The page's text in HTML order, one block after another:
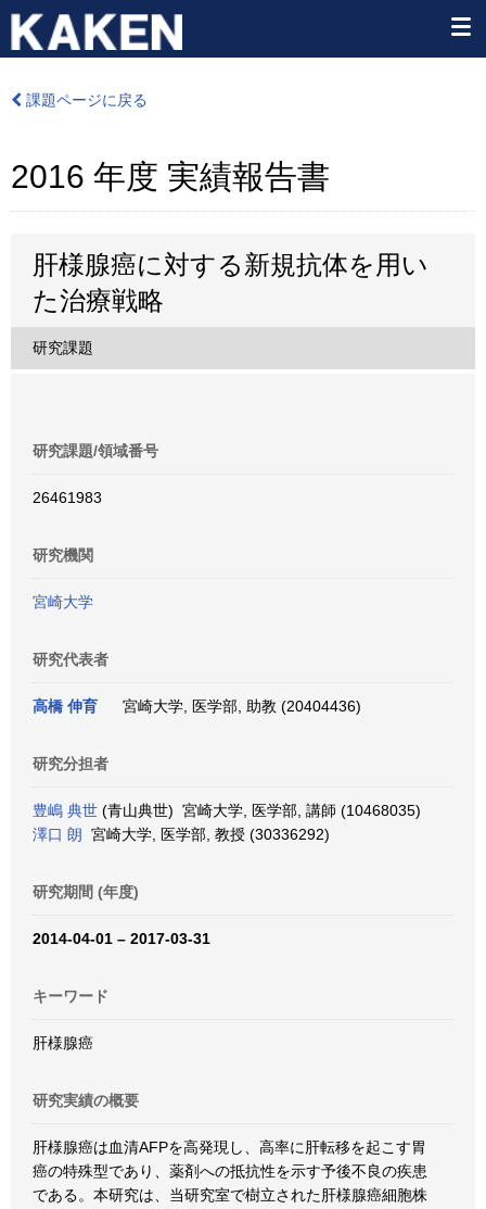
課題ページに戻る
2016 年度 実績報告書
肝様腺癌に対する新規抗体を用い
た治療戦略
研究課題
研究課題/領域番号
26461983
研究機関
宮崎大学
研究代表者
高橋 伸育 宮崎大学, 医学部, 助教 (20404436)
研究分担者
豊嶋 典世 (青山典世) 宮崎大学, 医学部, 講師 (10468035)
澤口 朗 宮崎大学, 医学部, 教授 (30336292)
研究期間 (年度)
2014-04-01 – 2017-03-31
キーワード
肝様腺癌
研究実績の概要
肝様腺癌は血清AFPを高発現し、高率に肝転移を起こす胃
癌の特殊型であり、薬剤への抵抗性を示す予後不良の疾患
である。本研究は、当研究室で樹立された肝様腺癌細胞株